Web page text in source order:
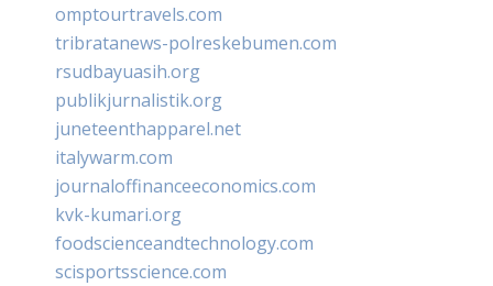
omptourtravels.com
tribratanews-polreskebumen.com
rsudbayuasih.org
publikjurnalistik.org
juneteenthapparel.net
italywarm.com
journaloffinanceeconomics.com
kvk-kumari.org
foodscienceandtechnology.com
scisportsscience.com